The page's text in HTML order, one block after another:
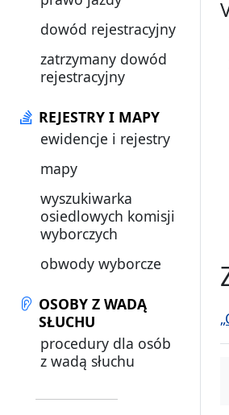
dowód rejestracyjny
zatrzymany dowód
rejestracyjny
REJESTRY I MAPY
ewidencje i rejestry
mapy
wyszukiwarka
osiedlowych komisji
wyborczych
obwody wyborcze
OSOBY Z WADĄ
SŁUCHU
procedury dla osób
z wadą słuchu